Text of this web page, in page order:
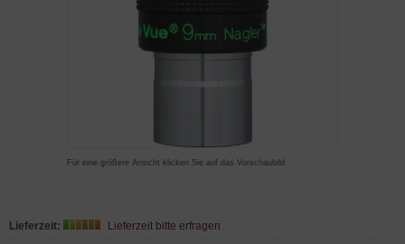
Für eine größere Ansicht klicken Sie auf das Vorschaubild
Lieferzeit:
Lieferzeit bitte erfragen